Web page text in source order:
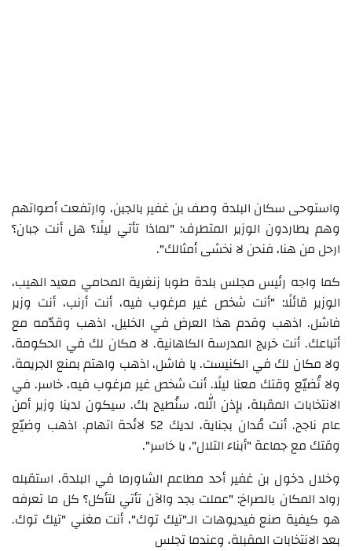
واستوحى سكان البلدة وصف بن غفير بالجبن، وارتفعت أصواتهم
وهم يطاردون الوزير المتطرف: "لماذا تأتي ليلًا؟ هل أنت جبان؟
ارحل من هنا، فنحن لا نخشى أمثالك".
كما واجه رئيس مجلس بلدة طوبا زنغرية المحامي معيد الهيب،
الوزير قائلًا: "أنت شخص غير مرغوب فيه، أنت أرنب، أنت وزير
فاشل. اذهب وقدم هذا العرض في الخليل، اذهب وقدّمه مع
أتباعك. أنت خريج المدرسة الكاهانية. لا مكان لك في الحكومة،
ولا مكان لك في الكنيست. يا فاشل، اذهب واهتم بمنع الجريمة،
ولا تُضيّع وقتك معنا ليلًا. أنت شخص غير مرغوب فيه، خاسر. في
الانتخابات المقبلة، بإذن الله، سنُطيح بك. سيكون لدينا وزير أمن
عام ناجح. أنت مُدان بجناية، لديك 52 لائحة اتهام. اذهب وضيّع
وقتك مع جماعة "أبناء التلال"، يا خاسر".
وخلال دخول بن غفير أحد مطاعم الشاورما في البلدة، استقبله
رواد المكان بالصراخ: "عملت بجد والآن تأتي لتأكل؟ كل ما تعرفه
هو كيفية صنع فيديوهات الـ"تيك توك"، أنت مغني "تيك توك.
بعد الانتخابات المقبلة، وعندما تجلس